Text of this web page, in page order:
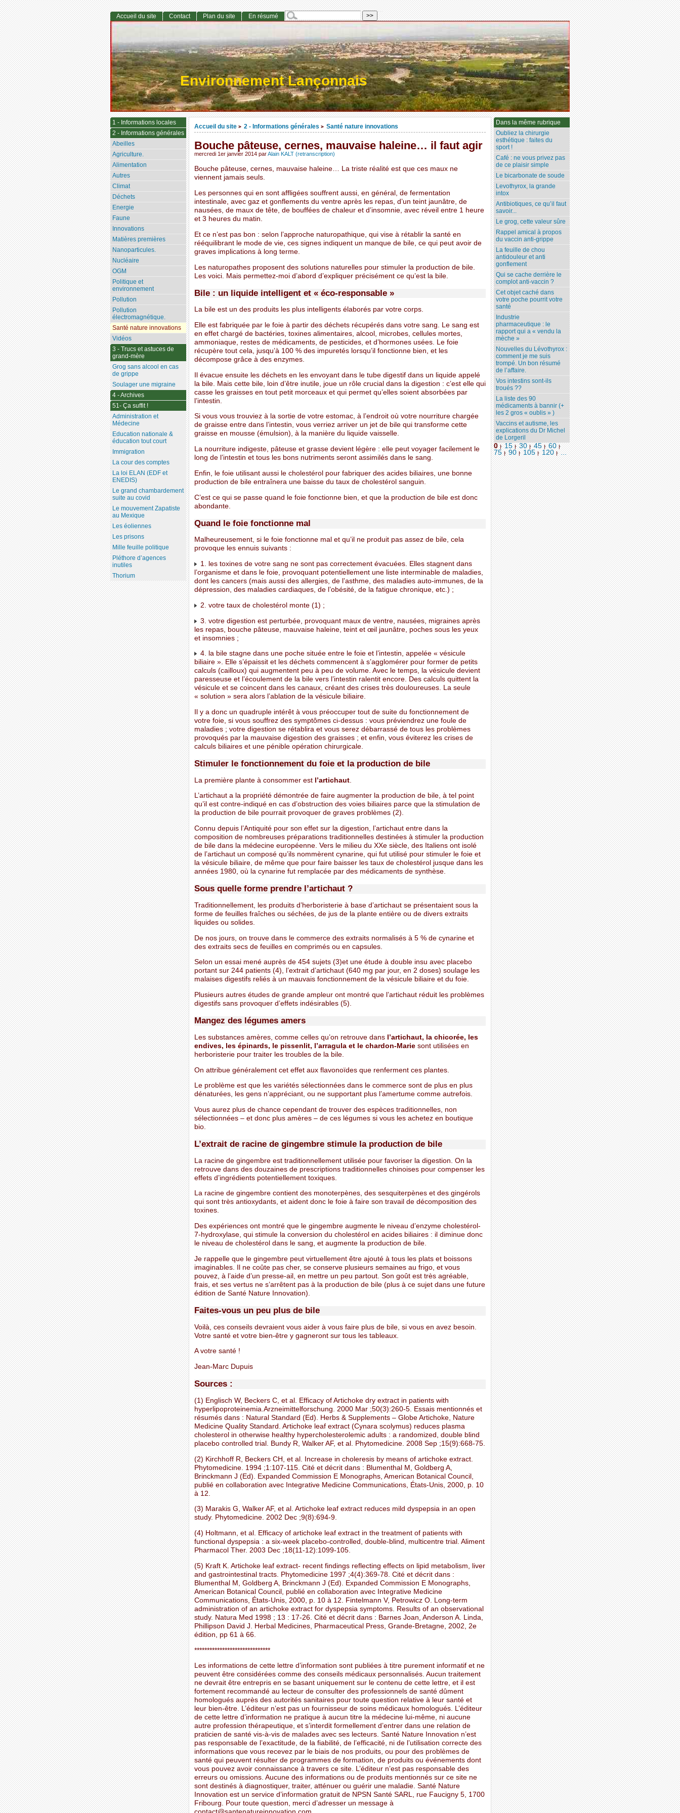
Environnement Lançonnais
Accueil du site > 2 - Informations générales > Santé nature innovations
Bouche pâteuse, cernes, mauvaise haleine… il faut agir
mercredi 1er janvier 2014 parAlain KALT (retranscription)
Bouche pâteuse, cernes, mauvaise haleine… La triste réalité est que ces maux ne
viennent jamais seuls.
Les personnes qui en sont affligées souffrent aussi, en général, de fermentation
intestinale, avec gaz et gonflements du ventre après les repas, d’un teint jaunâtre, de
nausées, de maux de tête, de bouffées de chaleur et d’insomnie, avec réveil entre 1 heure
et 3 heures du matin.
Et ce n’est pas bon : selon l’approche naturopathique, qui vise à rétablir la santé en
rééquilibrant le mode de vie, ces signes indiquent un manque de bile, ce qui peut avoir de
graves implications à long terme.
Les naturopathes proposent des solutions naturelles pour stimuler la production de bile.
Les voici. Mais permettez-moi d’abord d’expliquer précisément ce qu’est la bile.
Bile : un liquide intelligent et « éco-responsable »
La bile est un des produits les plus intelligents élaborés par votre corps.
Elle est fabriquée par le foie à partir des déchets récupérés dans votre sang. Le sang est
en effet chargé de bactéries, toxines alimentaires, alcool, microbes, cellules mortes,
ammoniaque, restes de médicaments, de pesticides, et d’hormones usées. Le foie
récupère tout cela, jusqu’à 100 % des impuretés lorsqu’il fonctionne bien, et les
décompose grâce à des enzymes.
Il évacue ensuite les déchets en les envoyant dans le tube digestif dans un liquide appelé
la bile. Mais cette bile, loin d’être inutile, joue un rôle crucial dans la digestion : c’est elle qui
casse les graisses en tout petit morceaux et qui permet qu’elles soient absorbées par
l’intestin.
Si vous vous trouviez à la sortie de votre estomac, à l’endroit où votre nourriture chargée
de graisse entre dans l’intestin, vous verriez arriver un jet de bile qui transforme cette
graisse en mousse (émulsion), à la manière du liquide vaisselle.
La nourriture indigeste, pâteuse et grasse devient légère : elle peut voyager facilement le
long de l’intestin et tous les bons nutriments seront assimilés dans le sang.
Enfin, le foie utilisant aussi le cholestérol pour fabriquer des acides biliaires, une bonne
production de bile entraînera une baisse du taux de cholestérol sanguin.
C’est ce qui se passe quand le foie fonctionne bien, et que la production de bile est donc
abondante.
Quand le foie fonctionne mal
Malheureusement, si le foie fonctionne mal et qu’il ne produit pas assez de bile, cela
provoque les ennuis suivants :
1. les toxines de votre sang ne sont pas correctement évacuées. Elles stagnent dans
l’organisme et dans le foie, provoquant potentiellement une liste interminable de maladies,
dont les cancers (mais aussi des allergies, de l’asthme, des maladies auto-immunes, de la
dépression, des maladies cardiaques, de l’obésité, de la fatigue chronique, etc.) ;
2. votre taux de cholestérol monte (1) ;
3. votre digestion est perturbée, provoquant maux de ventre, nausées, migraines après
les repas, bouche pâteuse, mauvaise haleine, teint et œil jaunâtre, poches sous les yeux
et insomnies ;
4. la bile stagne dans une poche située entre le foie et l’intestin, appelée « vésicule
biliaire ». Elle s’épaissit et les déchets commencent à s’agglomérer pour former de petits
calculs (cailloux) qui augmentent peu à peu de volume. Avec le temps, la vésicule devient
paresseuse et l’écoulement de la bile vers l’intestin ralentit encore. Des calculs quittent la
vésicule et se coincent dans les canaux, créant des crises très douloureuses. La seule
« solution » sera alors l’ablation de la vésicule biliaire.
Il y a donc un quadruple intérêt à vous préoccuper tout de suite du fonctionnement de
votre foie, si vous souffrez des symptômes ci-dessus : vous préviendrez une foule de
maladies ; votre digestion se rétablira et vous serez débarrassé de tous les problèmes
provoqués par la mauvaise digestion des graisses ; et enfin, vous éviterez les crises de
calculs biliaires et une pénible opération chirurgicale.
Stimuler le fonctionnement du foie et la production de bile
La première plante à consommer est l’artichaut.
L’artichaut a la propriété démontrée de faire augmenter la production de bile, à tel point
qu’il est contre-indiqué en cas d’obstruction des voies biliaires parce que la stimulation de
la production de bile pourrait provoquer de graves problèmes (2).
Connu depuis l’Antiquité pour son effet sur la digestion, l’artichaut entre dans la
composition de nombreuses préparations traditionnelles destinées à stimuler la production
de bile dans la médecine européenne. Vers le milieu du XXe siècle, des Italiens ont isolé
de l’artichaut un composé qu’ils nommèrent cynarine, qui fut utilisé pour stimuler le foie et
la vésicule biliaire, de même que pour faire baisser les taux de cholestérol jusque dans les
années 1980, où la cynarine fut remplacée par des médicaments de synthèse.
Sous quelle forme prendre l’artichaut ?
Traditionnellement, les produits d’herboristerie à base d’artichaut se présentaient sous la
forme de feuilles fraîches ou séchées, de jus de la plante entière ou de divers extraits
liquides ou solides.
De nos jours, on trouve dans le commerce des extraits normalisés à 5 % de cynarine et
des extraits secs de feuilles en comprimés ou en capsules.
Selon un essai mené auprès de 454 sujets (3)et une étude à double insu avec placebo
portant sur 244 patients (4), l’extrait d’artichaut (640 mg par jour, en 2 doses) soulage les
malaises digestifs reliés à un mauvais fonctionnement de la vésicule biliaire et du foie.
Plusieurs autres études de grande ampleur ont montré que l’artichaut réduit les problèmes
digestifs sans provoquer d’effets indésirables (5).
Mangez des légumes amers
Les substances amères, comme celles qu’on retrouve dansl’artichaut, la chicorée, les
endives, les épinards, le pissenlit, l’arragula et le chardon-Mariesont utilisées en
herboristerie pour traiter les troubles de la bile.
On attribue généralement cet effet aux flavonoïdes que renferment ces plantes.
Le problème est que les variétés sélectionnées dans le commerce sont de plus en plus
dénaturées, les gens n’appréciant, ou ne supportant plus l’amertume comme autrefois.
Vous aurez plus de chance cependant de trouver des espèces traditionnelles, non
sélectionnées – et donc plus amères – de ces légumes si vous les achetez en boutique
bio.
L’extrait de racine de gingembre stimule la production de bile
La racine de gingembre est traditionnellement utilisée pour favoriser la digestion. On la
retrouve dans des douzaines de prescriptions traditionnelles chinoises pour compenser les
effets d’ingrédients potentiellement toxiques.
La racine de gingembre contient des monoterpènes, des sesquiterpènes et des gingérols
qui sont très antioxydants, et aident donc le foie à faire son travail de décomposition des
toxines.
Des expériences ont montré que le gingembre augmente le niveau d’enzyme cholestérol-
7-hydroxylase, qui stimule la conversion du cholestérol en acides biliaires : il diminue donc
le niveau de cholestérol dans le sang, et augmente la production de bile.
Je rappelle que le gingembre peut virtuellement être ajouté à tous les plats et boissons
imaginables. Il ne coûte pas cher, se conserve plusieurs semaines au frigo, et vous
pouvez, à l’aide d’un presse-ail, en mettre un peu partout. Son goût est très agréable,
frais, et ses vertus ne s’arrêtent pas à la production de bile (plus à ce sujet dans une future
édition de Santé Nature Innovation).
Faites-vous un peu plus de bile
Voilà, ces conseils devraient vous aider à vous faire plus de bile, si vous en avez besoin.
Votre santé et votre bien-être y gagneront sur tous les tableaux.
A votre santé !
Jean-Marc Dupuis
Sources :
(1) Englisch W, Beckers C, et al. Efficacy of Artichoke dry extract in patients with
hyperlipoproteinemia.Arzneimittelforschung. 2000 Mar ;50(3):260-5. Essais mentionnés et
résumés dans : Natural Standard (Ed). Herbs & Supplements – Globe Artichoke, Nature
Medicine Quality Standard. Artichoke leaf extract (Cynara scolymus) reduces plasma
cholesterol in otherwise healthy hypercholesterolemic adults : a randomized, double blind
placebo controlled trial. Bundy R, Walker AF, et al. Phytomedicine. 2008 Sep ;15(9):668-75.
(2) Kirchhoff R, Beckers CH, et al. Increase in choleresis by means of artichoke extract.
Phytomedicine. 1994 ;1:107-115. Cité et décrit dans : Blumenthal M, Goldberg A,
Brinckmann J (Ed). Expanded Commission E Monographs, American Botanical Council,
publié en collaboration avec Integrative Medicine Communications, États-Unis, 2000, p. 10
à 12.
(3) Marakis G, Walker AF, et al. Artichoke leaf extract reduces mild dyspepsia in an open
study. Phytomedicine. 2002 Dec ;9(8):694-9.
(4) Holtmann, et al. Efficacy of artichoke leaf extract in the treatment of patients with
functional dyspepsia : a six-week placebo-controlled, double-blind, multicentre trial. Aliment
Pharmacol Ther. 2003 Dec ;18(11-12):1099-105.
(5) Kraft K. Artichoke leaf extract- recent findings reflecting effects on lipid metabolism, liver
and gastrointestinal tracts. Phytomedicine 1997 ;4(4):369-78. Cité et décrit dans :
Blumenthal M, Goldberg A, Brinckmann J (Ed). Expanded Commission E Monographs,
American Botanical Council, publié en collaboration avec Integrative Medicine
Communications, États-Unis, 2000, p. 10 à 12. Fintelmann V, Petrowicz O. Long-term
administration of an artichoke extract for dyspepsia symptoms. Results of an observational
study. Natura Med 1998 ; 13 : 17-26. Cité et décrit dans : Barnes Joan, Anderson A. Linda,
Phillipson David J. Herbal Medicines, Pharmaceutical Press, Grande-Bretagne, 2002, 2e
édition, pp 61 à 66.
******************************
Les informations de cette lettre d’information sont publiées à titre purement informatif et ne
peuvent être considérées comme des conseils médicaux personnalisés. Aucun traitement
ne devrait être entrepris en se basant uniquement sur le contenu de cette lettre, et il est
fortement recommandé au lecteur de consulter des professionnels de santé dûment
homologués auprès des autorités sanitaires pour toute question relative à leur santé et
leur bien-être. L’éditeur n’est pas un fournisseur de soins médicaux homologués. L’éditeur
de cette lettre d’information ne pratique à aucun titre la médecine lui-même, ni aucune
autre profession thérapeutique, et s’interdit formellement d’entrer dans une relation de
praticien de santé vis-à-vis de malades avec ses lecteurs. Santé Nature Innovation n’est
pas responsable de l’exactitude, de la fiabilité, de l’efficacité, ni de l’utilisation correcte des
informations que vous recevez par le biais de nos produits, ou pour des problèmes de
santé qui peuvent résulter de programmes de formation, de produits ou événements dont
vous pouvez avoir connaissance à travers ce site. L’éditeur n’est pas responsable des
erreurs ou omissions. Aucune des informations ou de produits mentionnés sur ce site ne
sont destinés à diagnostiquer, traiter, atténuer ou guérir une maladie. Santé Nature
Innovation est un service d’information gratuit de NPSN Santé SARL, rue Faucigny 5, 1700
Fribourg. Pour toute question, merci d’adresser un message à
Dans la même rubrique
Oubliez la chirurgie
esthétique : faites du
sport !
Café : ne vous privez pas
de ce plaisir simple
Le bicarbonate de soude
Levothyrox, la grande
intox
Antibiotiques, ce qu’il faut
savoir...
Le grog, cette valeur sûre
Rappel amical à propos
du vaccin anti-grippe
La feuille de chou
antidouleur et anti
gonflement
Qui se cache derrière le
complot anti-vaccin ?
Cet objet caché dans
votre poche pourrit votre
santé
Industrie
pharmaceutique : le
rapport qui a « vendu la
mèche »
Nouvelles du Lévothyrox :
comment je me suis
trompé. Un bon résumé
de l’affaire.
Vos intestins sont-ils
troués ??
La liste des 90
médicaments à bannir (+
les 2 gros « oublis » )
Vaccins et autisme, les
explications du Dr Michel
de Lorgeril
0 | 15 | 30 | 45 | 60 |
75 | 90 | 105 | 120 | ...
Accueil du site Contact Plan du site En résumé
1 - Informations locales
2 - Informations générales
Abeilles
Agriculture.
Alimentation
Autres
Climat
Déchets
Energie
Faune
Innovations
Matières premières
Nanoparticules.
Nucléaire
OGM
Politique et
environnement
Pollution
Pollution
électromagnétique.
Santé nature innovations
Vidéos
3 - Trucs et astuces de
grand-mère
Grog sans alcool en cas
de grippe
Soulager une migraine
4 - Archives
51- Ça suffit !
Administration et
Médecine
Education nationale &
éducation tout court
Immigration
La cour des comptes
La loi ELAN (EDF et
ENEDIS)
Le grand chambardement
suite au covid
Le mouvement Zapatiste
au Mexique
Les éoliennes
Les prisons
Mille feuille politique
Pléthore d’agences
inutiles
Thorium